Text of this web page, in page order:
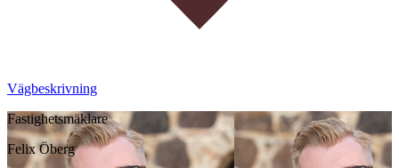
Vägbeskrivning
Fastighetsmäklare
Felix Öberg